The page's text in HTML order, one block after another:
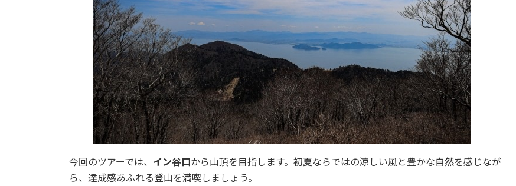
今回のツアーでは、 イン谷口から山頂を目指します。初夏ならではの涼しい風と豊かな自然を感じなが
ら、達成感あふれる登山を満喫しましょう。